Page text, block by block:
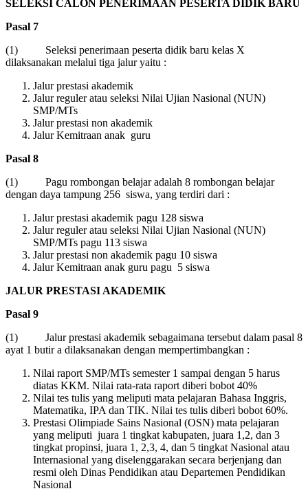
SELEKSI CALON PENERIMAAN PESERTA DIDIK BARU
Pasal 7
(1) Seleksi penerimaan peserta didik baru kelas X
dilaksanakan melalui tiga jalur yaitu :
Jalur prestasi akademik
Jalur reguler atau seleksi Nilai Ujian Nasional (NUN)
SMP/MTs
Jalur prestasi non akademik
Jalur Kemitraan anak guru
Pasal 8
(1) Pagu rombongan belajar adalah 8 rombongan belajar
dengan daya tampung 256 siswa, yang terdiri dari :
Jalur prestasi akademik pagu 128 siswa
Jalur reguler atau seleksi Nilai Ujian Nasional (NUN)
SMP/MTs pagu 113 siswa
Jalur prestasi non akademik pagu 10 siswa
Jalur Kemitraan anak guru pagu 5 siswa
JALUR PRESTASI AKADEMIK
Pasal 9
(1) Jalur prestasi akademik sebagaimana tersebut dalam pasal 8
ayat 1 butir a dilaksanakan dengan mempertimbangkan :
Nilai raport SMP/MTs semester 1 sampai dengan 5 harus
diatas KKM. Nilai rata-rata raport diberi bobot 40%
Nilai tes tulis yang meliputi mata pelajaran Bahasa Inggris,
Matematika, IPA dan TIK. Nilai tes tulis diberi bobot 60%.
Prestasi Olimpiade Sains Nasional (OSN) mata pelajaran
yang meliputi juara 1 tingkat kabupaten, juara 1,2, dan 3
tingkat propinsi, juara 1, 2,3, 4, dan 5 tingkat Nasional atau
Internasional yang diselenggarakan secara berjenjang dan
resmi oleh Dinas Pendidikan atau Departemen Pendidikan
Nasional